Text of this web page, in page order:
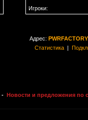
Игроки:
Адрес:
Статистика|
- Новости и предложения по